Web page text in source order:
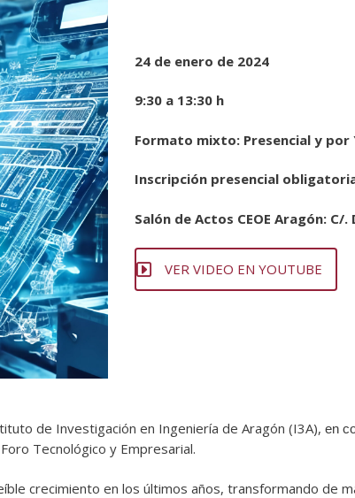
24 de enero de 2024
9:30 a 13:30 h
Formato mixto: Presencial y por
Inscripción presencial
Salón de Actos CEOE Aragón:
VER VIDEO EN YOUTUBE
de Investigación en Ingeniería de Aragón (I3A), en
Tecnológico y Empresarial.
crecimiento en los últimos años, transformando